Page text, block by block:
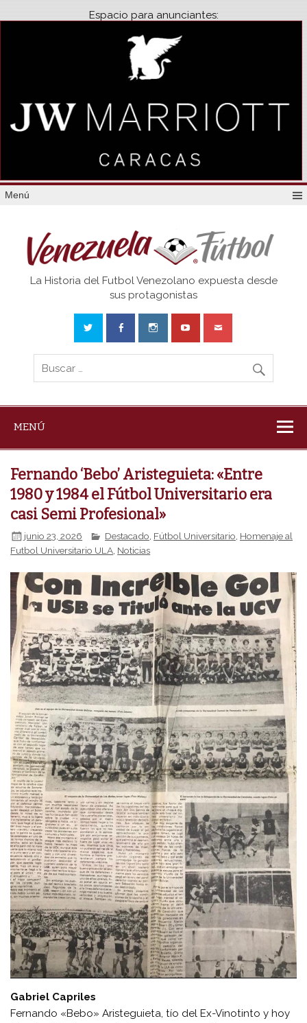
Espacio para anunciantes:
Menú
Venezuela
La Historia del Futbol Venezolano expuesta desde
sus protagonistas
MENÚ
Fernando ‘Bebo’ Aristeguieta: «Entre
1980 y 1984 el Fútbol Universitario era
casi Semi Profesional»
junio 23, 2026 Destacado Fútbol Universitario Homenaje al
Futbol Universitario ULA, Noticias
Gabriel Capriles
Fernando «Bebo» Aristeguieta, tío del Ex-Vinotinto y hoy